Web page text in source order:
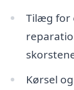
Tilæg for
Kørsel